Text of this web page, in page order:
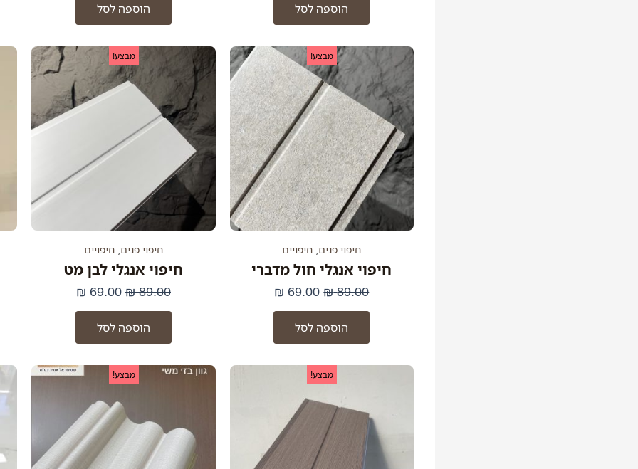
הוספה לסל הוספה לסל
מבצע!
חיפוי פנים, חיפויים
חיפוי אנגלי חול מדברי
89.00
₪
המחיר
המקורי
היה:
89.00 ₪.
69.00
₪
המחיר
הנוכחי
הוא:
69.00 ₪.
הוספה לסל
מבצע!
חיפוי פנים חיפויים
חיפוי אנגלי לבן מט
89.00
₪
המחיר
המקורי
היה:
69.00
₪
המחיר
הנוכחי
הוא:
69.00 ₪.
הוספה לסל
מבצע!המחיר
המקורי
היה:
69.00 ₪.
מבצע!המחיר
היה:
113.00 ₪.
המחיר
93.22 ₪.